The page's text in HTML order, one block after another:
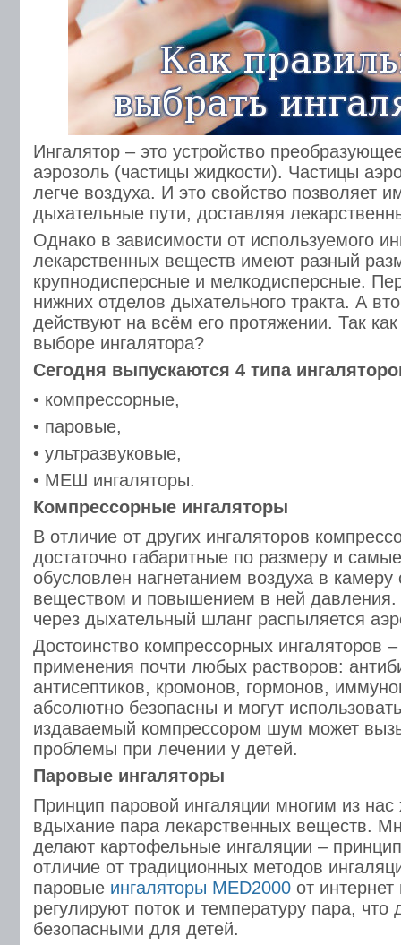
Ингалятор – это устройство
аэрозоль (частицы жидкости). Частицы
легче воздуха. И это свойство позволяет
дыхательные пути, доставляя
Однако в зависимости от используемого
лекарственных веществ имеют разный
крупнодисперсные и мелкодисперсные.
нижних отделов дыхательного тракта. А
действуют на всём его протяжении. Так
выборе ингалятора?
Сегодня выпускаются 4 типа
• компрессорные,
• паровые,
• ультразвуковые,
• МЕШ ингаляторы.
Компрессорные ингаляторы
В отличие от других ингаляторов
достаточно габаритные по размеру и
обусловлен нагнетанием воздуха в
веществом и повышением в ней давления.
через дыхательный шланг распыляется
Достоинство компрессорных ингаляторов
применения почти любых растворов:
антисептиков, кромонов, гормонов,
абсолютно безопасны и могут
издаваемый компрессором шум может
проблемы при лечении у детей.
Паровые ингаляторы
Принцип паровой ингаляции многим из
вдыхание пара лекарственных веществ.
делают картофельные ингаляции –
отличие от традиционных методов
паровые ингаляторы MED2000 от
регулируют поток и температуру пара, что
безопасными для детей.